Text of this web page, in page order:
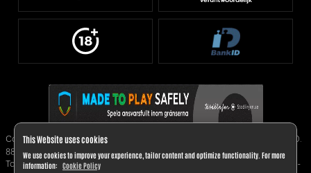
Copyright © 2025. 888 Sweden Limited, organisationsnummer C43260.
888 Sweden Limited är ett bolag registrerat i Malta; adress: Level 7,
Tagliaferro Business Centre, 14, High Street, Sliema SLM 1549, Malta; e-
This Website uses cookies
We use cookies to improve your experience, tailor content and optimize functionality. For more
information:
Cookie Policy